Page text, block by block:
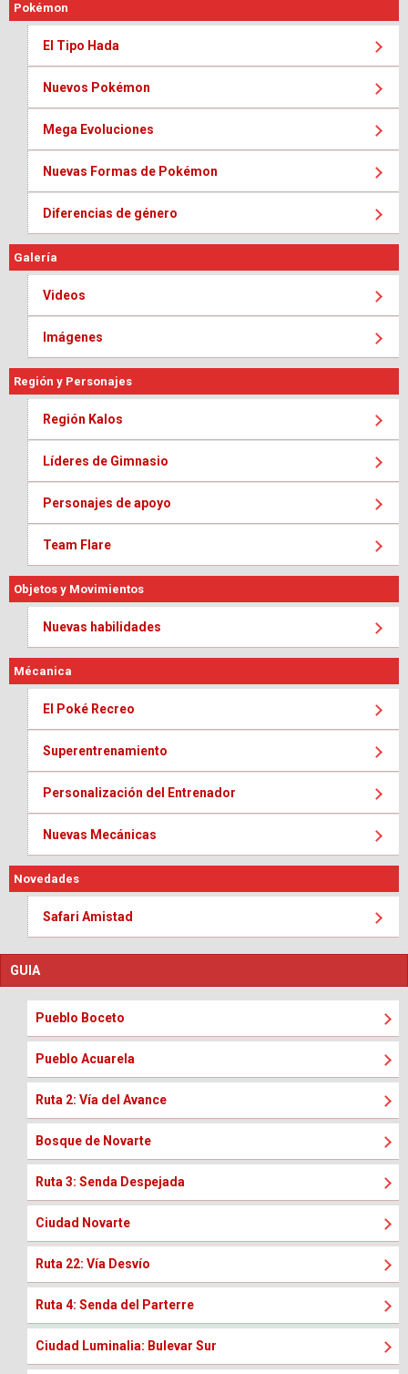
Pokémon
El Tipo Hada
Nuevos Pokémon
Mega Evoluciones
Nuevas Formas de Pokémon
Diferencias de género
Galería
Videos
Imágenes
Región y Personajes
Región Kalos
Líderes de Gimnasio
Personajes de apoyo
Team Flare
Objetos y Movimientos
Nuevas habilidades
Mécanica
El Poké Recreo
Superentrenamiento
Personalización del Entrenador
Nuevas Mecánicas
Novedades
Safari Amistad
GUIA
Pueblo Boceto
Pueblo Acuarela
Ruta 2: Vía del Avance
Bosque de Novarte
Ruta 3: Senda Despejada
Ciudad Novarte
Ruta 22: Vía Desvío
Ruta 4: Senda del Parterre
Ciudad Luminalia: Bulevar Sur